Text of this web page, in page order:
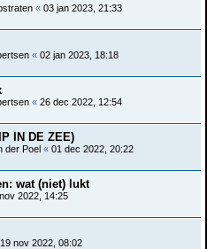
« 03 jan 2023, 21:33
« 02 jan 2023, 18:18
« 26 dec 2022, 12:54
IN DE ZEE)
der Poel « 01 dec 2022, 20:22
wat (niet) lukt
2022, 14:25
19 nov 2022, 08:02